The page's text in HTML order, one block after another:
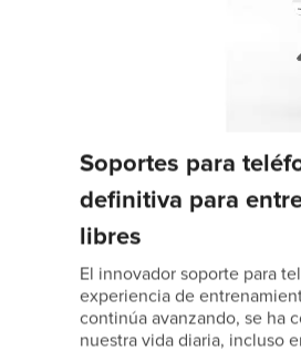
Soportes para
definitiva para
libres
El innovador soporte para
experiencia de
continúa avanzando, se ha
nuestra vida diaria, incluso